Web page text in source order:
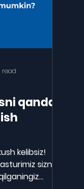
qanday
kelibsiz!
sizni
read